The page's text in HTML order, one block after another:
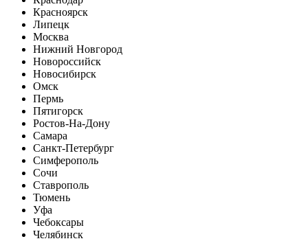
Красноярск
Липецк
Москва
Нижний Новгород
Новороссийск
Новосибирск
Омск
Пермь
Пятигорск
Ростов-На-Дону
Самара
Санкт-Петербург
Симферополь
Сочи
Ставрополь
Тюмень
Уфа
Чебоксары
Челябинск